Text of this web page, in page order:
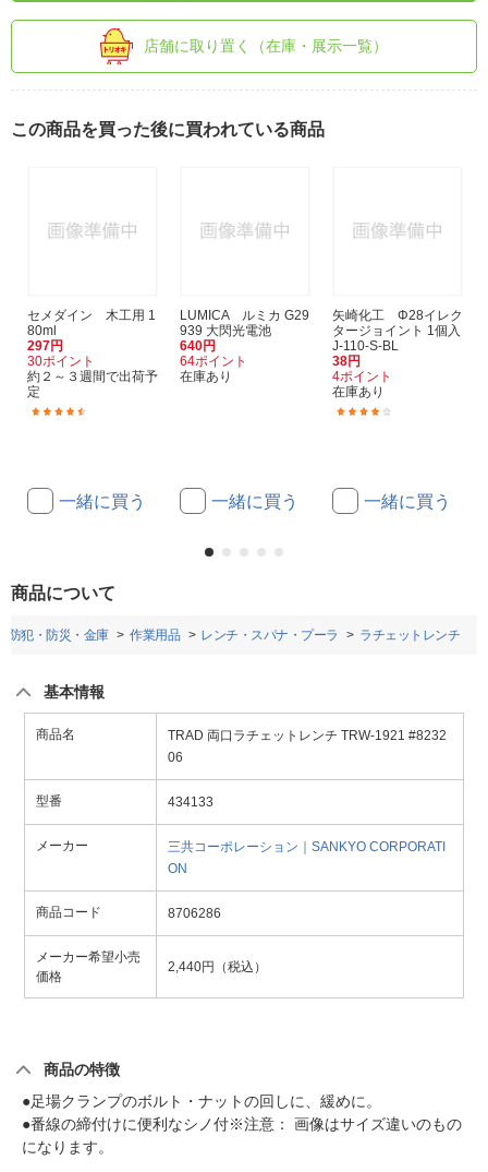
店舗に取り置く（在庫・展示一覧）
この商品を買った後に買われている商品
セメダイン 木工用 1
80ml
297円
30ポイント
約２～３週間で出荷予
定
一緒に買う
LUMICA ルミカ G29
939 大閃光電池
640円
64ポイント
在庫あり
一緒に買う
矢崎化工 Φ28イレク
タージョイント 1個入
J-110-S-BL
38円
4ポイント
在庫あり
一緒に買う
商品について
防犯・防災・金庫 作業用品 レンチ・スパナ・プーラ ラチェットレンチ
基本情報
商品名
TRAD 両口ラチェットレンチ TRW-1921 #8232
06
型番 434133
メーカー
三共コーポレーション｜SANKYO CORPORATI
ON
商品コード 8706286
メーカー希望小売
価格
2,440円（税込）
商品の特徴
●足場クランプのボルト・ナットの回しに、緩めに。
●番線の締付けに便利なシノ付※注意： 画像はサイズ違いのもの
になります。